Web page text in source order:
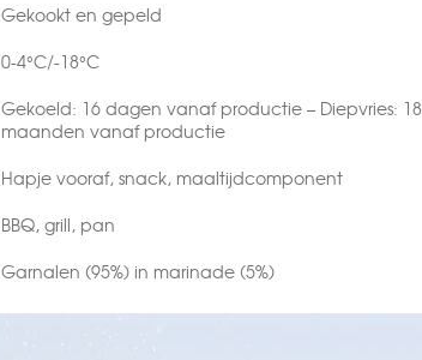
Gekookt en gepeld
0-4°C/-18°C
Gekoeld: 16 dagen vanaf productie – Diepvries: 18
maanden vanaf productie
Hapje vooraf, snack, maaltijdcomponent
BBQ, grill, pan
Garnalen (95%) in marinade (5%)